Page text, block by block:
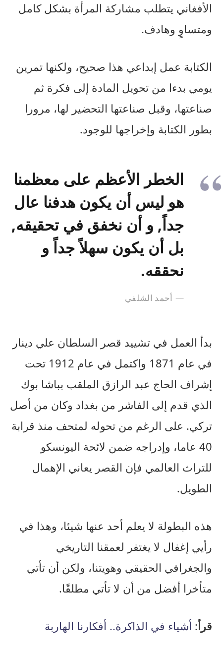
الأفغاني يتطلب مشاركة المرأة بشكل كامل
ومتساوٍ وهادف.
الكتابة عمل إبداعي هذا صحيح، ولكنها تمرين
يومي بدءا من تحويل المادة إلى فكرة ثم
صناعتها، وقبل صناعتها التحضير لها، مرورا
بطور الكتابة وإخراجها للوجود.
الخطر الأعظم على معظمنا
هو ليس أن يكون هدفنا عال
جداً, و أن نخفق في تحقيقه,
بل أن يكون سهلاً جداً و
نحققه.
أحمد الشلفي
بدأ العمل في تشييد قصر السلطان علي دينار
في عام 1871 واكتمل في عام 1912 تحت
إشراف الحاج عبد الرازق الملقب بباشا بوك
الذي قدم إلى الفاشر من بغداد وكان من أصل
تركي. على الرغم من تحوله لمتحف منذ قرابة
40 عاما، وإدراجه ضمن لائحة اليونسكو
للتراث العالمي فإن القصر يعاني الإهمال
الطويل.
هذه البطولة لا يعلم أحد عنها شيئا، وهذا في
رأيي إغفال لا يغتفر لعمقنا التاريخي
والجغرافي الحقيقي وهويتنا، ولكن أن تأتي
متأخرا أفضل من أن لا تأتي مطلقًا.
قرأ: أشياء في الذاكرة.. أفكارنا الهاربة